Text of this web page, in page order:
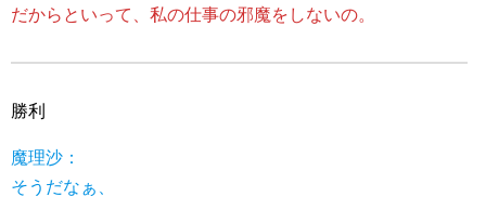
だからといって、私の仕事の邪魔をしないの。
勝利
魔理沙：
そうだなぁ、